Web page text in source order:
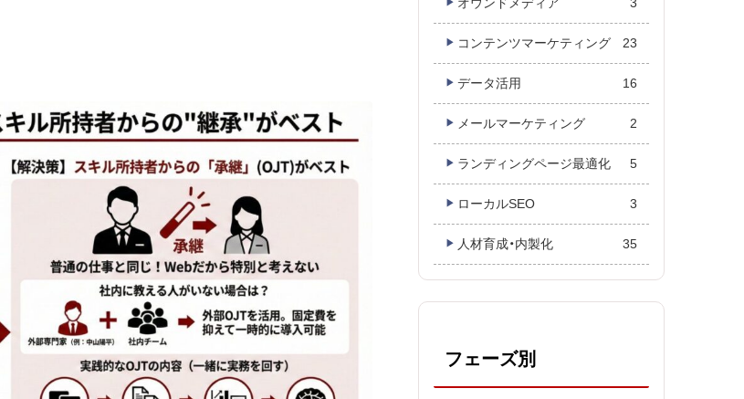
コンテンツマーケティング 23
データ活用 16
メールマーケティング 2
ランディングページ最適化 5
ローカルSEO 3
人材育成・内製化 35
フェーズ別